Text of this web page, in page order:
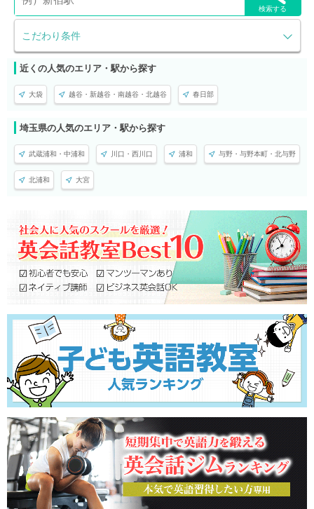
こだわり条件
検索する
近くの人気のエリア・駅から探す
大袋 越谷・新越谷・南越谷・北越谷 春日部
埼玉県の人気のエリア・駅から探す
武蔵浦和・中浦和 川口・西川口 浦和 与野・与野本町・北与野
北浦和 大宮